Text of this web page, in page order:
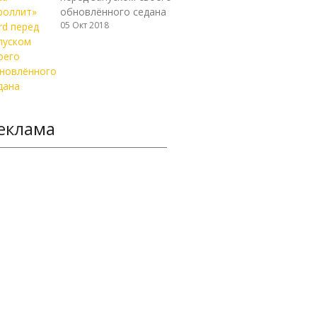
обновлённого седана
05 Окт 2018